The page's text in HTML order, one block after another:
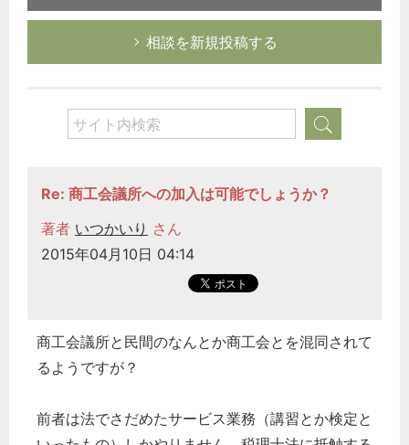
相談を新規投稿する
Re: 商工会議所への加入は可能でしょうか？
著者 いつかいり さん
2015年04月10日 04:14
商工会議所と民間のなんとか商工会とを混同されて
るようですが？
前者は法でさだめたサービス業務（講習とか検定と